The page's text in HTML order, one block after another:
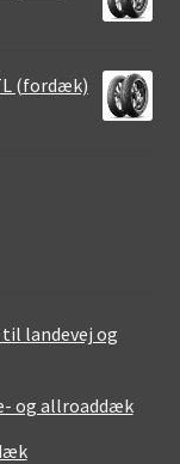
(fordæk)
landevej og
og allroaddæk